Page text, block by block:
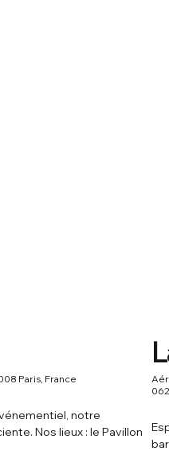
Paris, France
notre
Nos lieux : le Pavillon